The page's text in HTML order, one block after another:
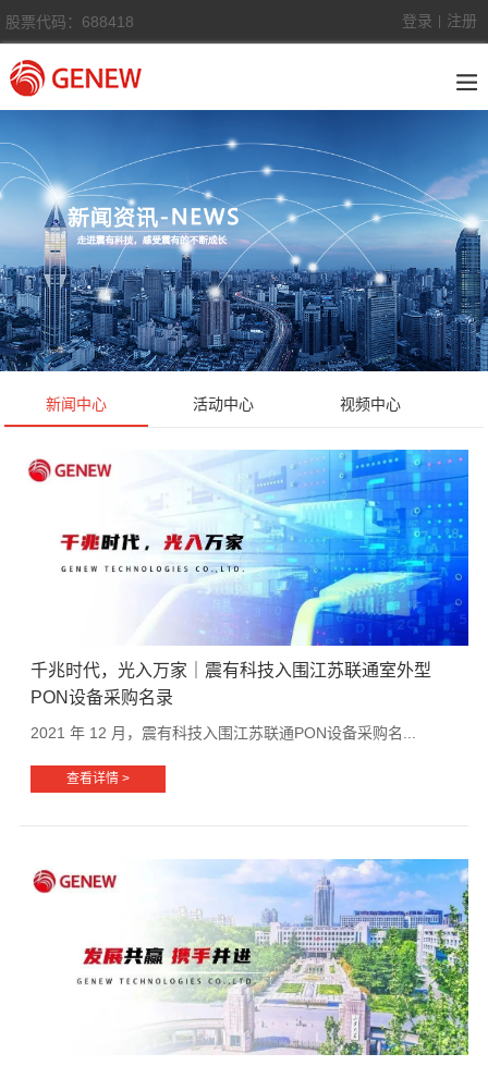
股票代码：688418 登录 注册
新闻中心 活动中心 视频中心
千兆时代，光入万家｜震有科技入围江苏联通室外型
PON设备采购名录
2021 年 12 月，震有科技入围江苏联通PON设备采购名...
查看详情 >